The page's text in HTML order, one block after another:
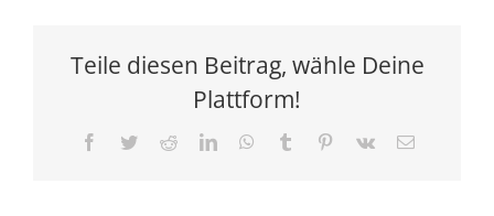
Teile diesen Beitrag, wähle Deine
Plattform!
Facebook
TwitterRedditLinkedInWhatsApp
Tumblr Pinterest
Vk
E-